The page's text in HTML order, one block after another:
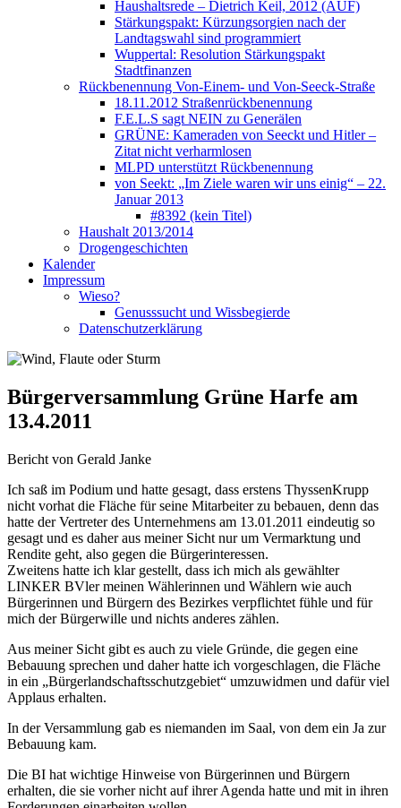
Haushaltsrede – Dietrich Keil, 2012 (AUF)
Stärkungspakt: Kürzungsorgien nach der
Landtagswahl sind programmiert
Wuppertal: Resolution Stärkungspakt
Stadtfinanzen
Rückbenennung Von-Einem- und Von-Seeck-Straße
18.11.2012 Straßenrückbenennung
F.E.L.S sagt NEIN zu Generälen
GRÜNE: Kameraden von Seeckt und Hitler –
Zitat nicht verharmlosen
MLPD unterstützt Rückbenennung
von Seekt: „Im Ziele waren wir uns einig“ – 22.
Januar 2013
#8392 (kein Titel)
Haushalt 2013/2014
Drogengeschichten
Kalender
Impressum
Wieso?
Genusssucht und Wissbegierde
Datenschutzerklärung
Bürgerversammlung Grüne Harfe am
13.4.2011
Bericht von Gerald Janke
Ich saß im Podium und hatte gesagt, dass erstens ThyssenKrupp
nicht vorhat die Fläche für seine Mitarbeiter zu bebauen, denn das
hatte der Vertreter des Unternehmens am 13.01.2011 eindeutig so
gesagt und es daher aus meiner Sicht nur um Vermarktung und
Rendite geht, also gegen die Bürgerinteressen.
Zweitens hatte ich klar gestellt, dass ich mich als gewählter
LINKER BVler meinen Wählerinnen und Wählern wie auch
Bürgerinnen und Bürgern des Bezirkes verpflichtet fühle und für
mich der Bürgerwille und nichts anderes zählen.
Aus meiner Sicht gibt es auch zu viele Gründe, die gegen eine
Bebauung sprechen und daher hatte ich vorgeschlagen, die Fläche
in ein „Bürgerlandschaftsschutzgebiet“ umzuwidmen und dafür viel
Applaus erhalten.
In der Versammlung gab es niemanden im Saal, von dem ein Ja zur
Bebauung kam.
Die BI hat wichtige Hinweise von Bürgerinnen und Bürgern
erhalten, die sie vorher nicht auf ihrer Agenda hatte und mit in ihren